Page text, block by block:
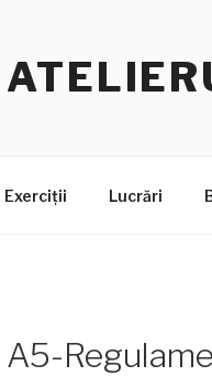
Exerciții Lucrări
A5-